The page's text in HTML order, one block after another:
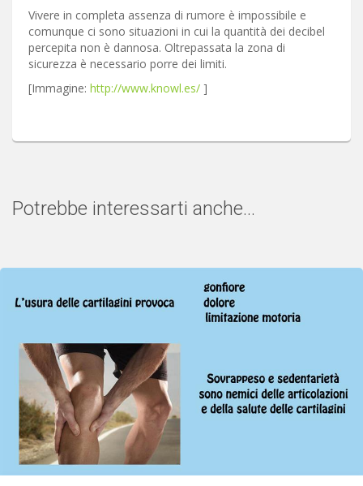
Vivere in completa assenza di rumore è impossibile e
comunque ci sono situazioni in cui la quantità dei decibel
percepita non è dannosa. Oltrepassata la zona di
sicurezza è necessario porre dei limiti.
[Immagine: http://www.knowl.es/ ]
Potrebbe interessarti anche...